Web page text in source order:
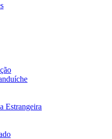
Estrangeira